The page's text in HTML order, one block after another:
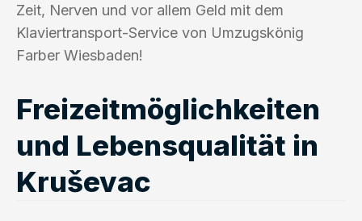
Zeit, Nerven und vor allem Geld mit dem
Klaviertransport-Service von Umzugskönig
Farber Wiesbaden!
Freizeitmöglichkeiten
und Lebensqualität in
Kruševac